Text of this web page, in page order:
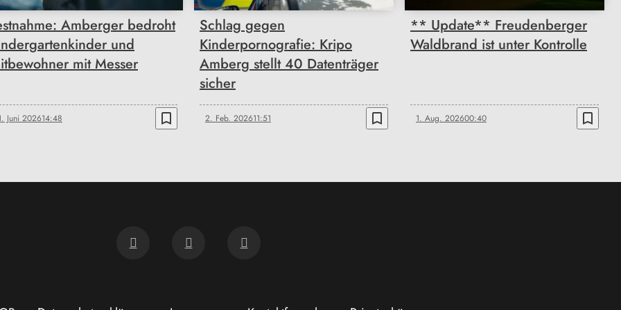
Amberger bedroht
und
mit Messer
Juni 202614:48 bookmark_border
Schlag gegen
Kinderpornografie: Kripo
Amberg stellt 40 Datenträger
sicher
2. Feb. 202611:51 bookmark_border
** Update** Freudenberger
Waldbrand ist unter Kontrolle
1. Aug. 202600:40 bookmark_border